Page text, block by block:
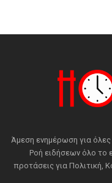
Άμεση ενημέρωση για όλες
Ροή ειδήσεων όλο το
προτάσεις για Πολιτική,